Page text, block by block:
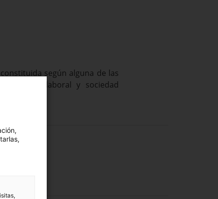
según alguna de las
sociedad laboral y sociedad